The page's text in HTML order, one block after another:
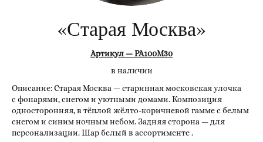
«Старая Москва»
Артикул — РА100М30
в наличии
Описание: Старая Москва — старинная московская улочка
с фонарями, снегом и уютными домами. Композиция
односторонняя, в тёплой жёлто-коричневой гамме с белым
снегом и синим ночным небом. Задняя сторона — для
персонализации. Шар белый в ассортименте .